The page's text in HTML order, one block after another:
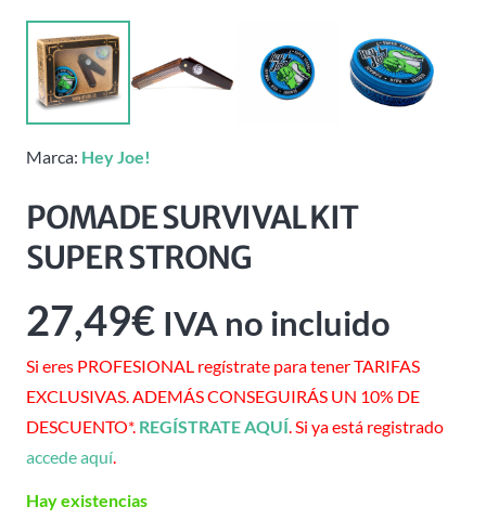
Marca: Hey Joe!
POMADE SURVIVAL KIT
SUPER STRONG
27,49€ IVA no incluido
Si eres PROFESIONAL regístrate para tener TARIFAS
EXCLUSIVAS. ADEMÁS CONSEGUIRÁS UN 10% DE
DESCUENTO*. REGÍSTRATE AQUÍ. Si ya está registrado
accede aquí.
Hay existencias